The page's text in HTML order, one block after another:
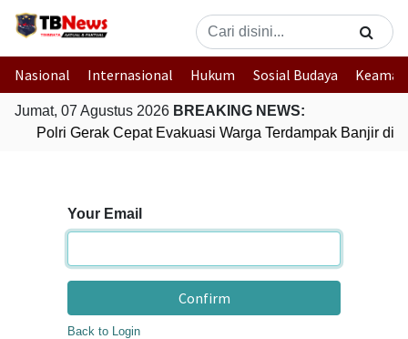
Nasional Internasional Hukum Sosial Budaya
Jumat, 07 Agustus 2026 BREAKING NEWS:
Polri Gerak Cepat Evakuasi Warga Terdampak Banjir di
Your Email
Confirm
Back to Login